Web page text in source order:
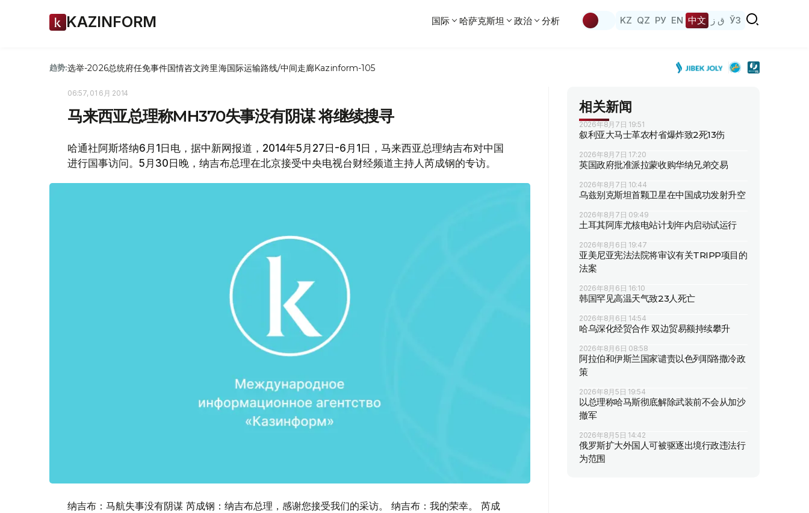
KAZINFORM 国际 哈萨克斯坦 政治 分析 KZ QZ РУ EN 中文 ق ز ЎЗ
趋势:选举-2026总统府任免事件国情咨文跨里海国际运输路线/中间走廊Kazinform-105
06:57, 01 6月 2014
马来西亚总理称MH370失事没有阴谋 将继续搜寻
哈通社阿斯塔纳6月1日电，据中新网报道，2014年5月27日-6月1日，马来西亚总理纳吉布对中国
进行国事访问。5月30日晚，纳吉布总理在北京接受中央电视台财经频道主持人芮成钢的专访。
纳吉布：马航失事没有阴谋 芮成钢：纳吉布总理，感谢您接受我们的采访。 纳吉布：我的荣幸。 芮成
相关新闻
2026年8月7日 19:51
叙利亚大马士革农村省爆炸致2死13伤
2026年8月7日 17:20
英国政府批准派拉蒙收购华纳兄弟交易
2026年8月7日 10:44
乌兹别克斯坦首颗卫星在中国成功发射升空
2026年8月7日 09:49
土耳其阿库尤核电站计划年内启动试运行
2026年8月6日 19:47
亚美尼亚宪法法院将审议有关TRIPP项目的
法案
2026年8月6日 16:10
韩国罕见高温天气致23人死亡
2026年8月6日 14:54
哈乌深化经贸合作 双边贸易额持续攀升
2026年8月6日 08:58
阿拉伯和伊斯兰国家谴责以色列耶路撒冷政
策
2026年8月5日 19:54
以总理称哈马斯彻底解除武装前不会从加沙
撤军
2026年8月5日 14:42
俄罗斯扩大外国人可被驱逐出境行政违法行
为范围